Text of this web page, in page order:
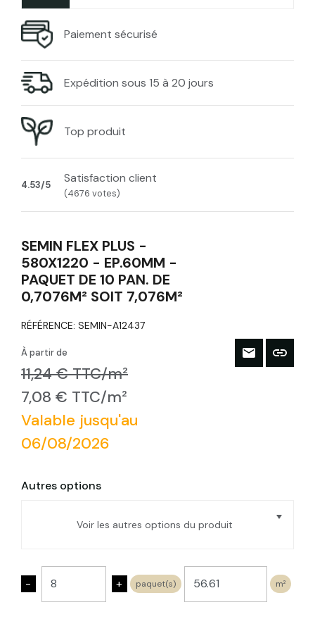
Paiement sécurisé
Expédition sous 15 à 20 jours
Top produit
4.53/5 Satisfaction client
(4676 votes)
SEMIN FLEX PLUS -
580X1220 - EP.60MM -
PAQUET DE 10 PAN. DE
0,7076M² SOIT 7,076M²
RÉFÉRENCE: SEMIN-A12437
À partir de
11,24 € TTC/m²
7,08 € TTC/m²
Valable jusqu'au
06/08/2026
Autres options
Voir les autres options du produit
SEMIN FLEX PLUS - 580x1220 - Ep.40mm
- paquet de 15 pan. de 0,7076m² soit
10,614m²
- + paquet(s) m²